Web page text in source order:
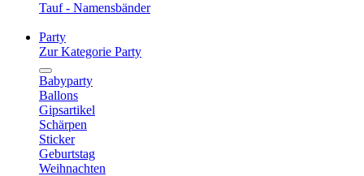
Tauf - Namensbänder
Party
Zur Kategorie Party
Babyparty
Ballons
Gipsartikel
Schärpen
Sticker
Geburtstag
Weihnachten